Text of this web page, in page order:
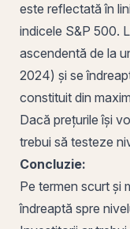
este reflectată în
indicele S&P 500.
ascendentă de la
2024) și se
constituit din
Dacă prețurile își
trebui să testeze
Concluzie:
Pe termen scurt și
îndreaptă spre